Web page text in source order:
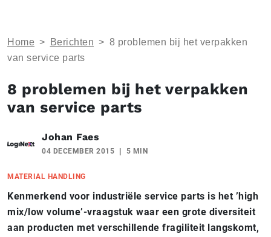
Home > Berichten > 8 problemen bij het verpakken
van service parts
8 problemen bij het verpakken
van service parts
Johan Faes
04 DECEMBER 2015 5 MIN
MATERIAL HANDLING
Kenmerkend voor industriële service parts is het ’high
mix/low volume’-vraagstuk waar een grote diversiteit
aan producten met verschillende fragiliteit langskomt,